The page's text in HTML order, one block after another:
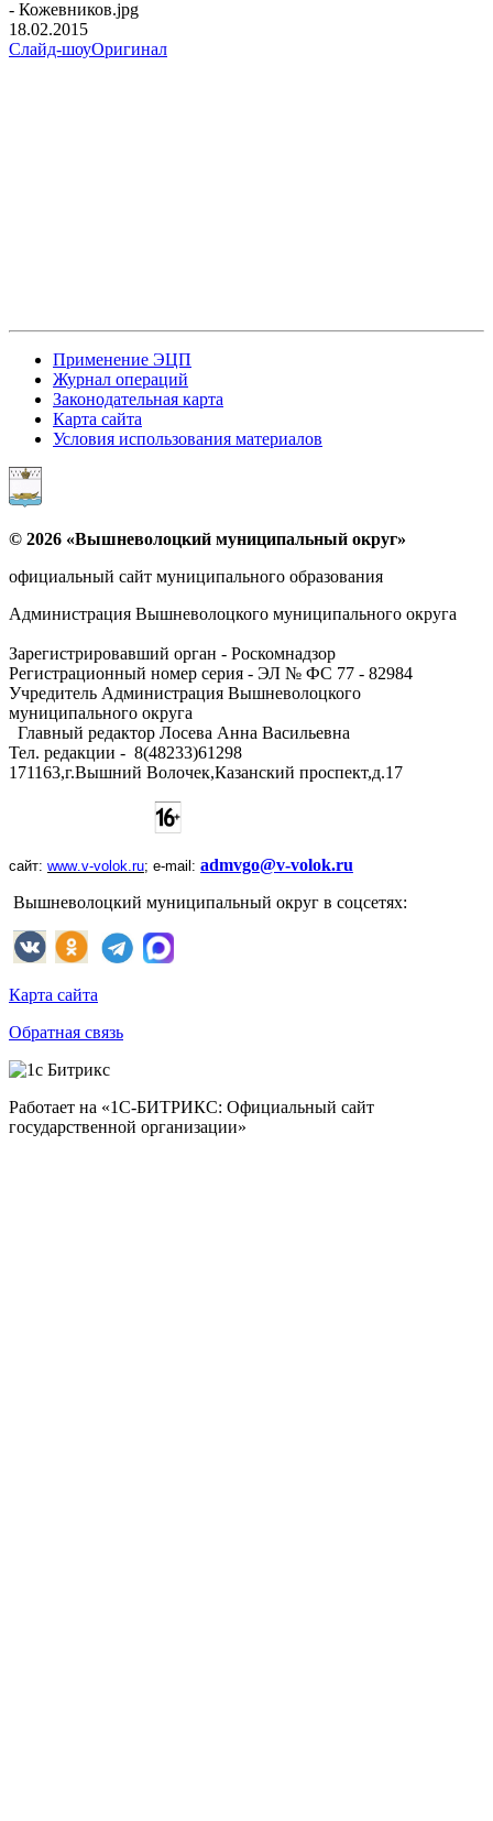
- Кожевников.jpg
18.02.2015
Слайд-шоуОригинал
Применение ЭЦП
Журнал операций
Законодательная карта
Карта сайта
Условия использования материалов
© 2026 «Вышневолоцкий муниципальный округ»
официальный сайт муниципального образования
Администрация Вышневолоцкого муниципального округа
Зарегистрировавший орган - Роскомнадзор
Регистрационный номер серия - ЭЛ № ФС 77 - 82984
Учредитель Администрация Вышневолоцкого
муниципального округа
Главный редактор Лосева Анна Васильевна
Тел. редакции - ‎8(48233)61298
171163,г.Вышний Волочек,Казанский проспект,д.17
сайт: www.v-volok.ru; e-mail : admvgo@v-volok.ru
Вышневолоцкий муниципальный округ в соцсетях:
Карта сайта
Обратная связь
Работает на «1С-БИТРИКС: Официальный сайт
государственной организации»